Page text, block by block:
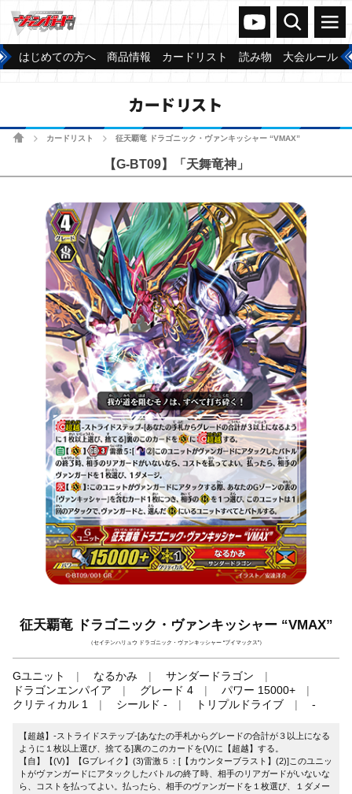
ヴァンガードch
検索 メニュー
はじめての方へ 商品情報 カードリスト 読み物 大会ルール
カードリスト
ホームカードリスト 征天覇竜 ドラゴニック・ヴァンキッシャー “VMAX”
【G-BT09】「天舞竜神」
征天覇竜 ドラゴニック・ヴァンキッシャー “VMAX”
（セイテンハリュウ ドラゴニック・ヴァンキッシャー “ブイマックス”）
Gユニット なるかみ
サンダードラゴン
ドラゴンエンパイア
グレード 4
パワー 15000+
クリティカル 1
シールド - トリプルドライブ -
【超越】-ストライドステップ-[あなたの手札からグレードの合計が３以上になる
ように１枚以上選び、捨てる]裏のこのカードを(V)に【超越】する。
【自】【(V)】【Gブレイク】(3)雷激５：[【カウンターブラスト】(2)]このユニッ
トがヴァンガードにアタックしたバトルの終了時、相手のリアガードがいないな
ら、コストを払ってよい。払ったら、相手のヴァンガードを１枚選び、１ダメー